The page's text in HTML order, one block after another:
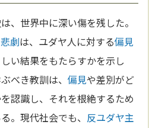
、世界中に深い傷を残した。
悲劇は、ユダヤ人に対する偏見
い結果をもたらすかを示し
べき教訓は、偏見や差別がど
認識し、それを根絶するため
。現代社会でも、 反ユダヤ主